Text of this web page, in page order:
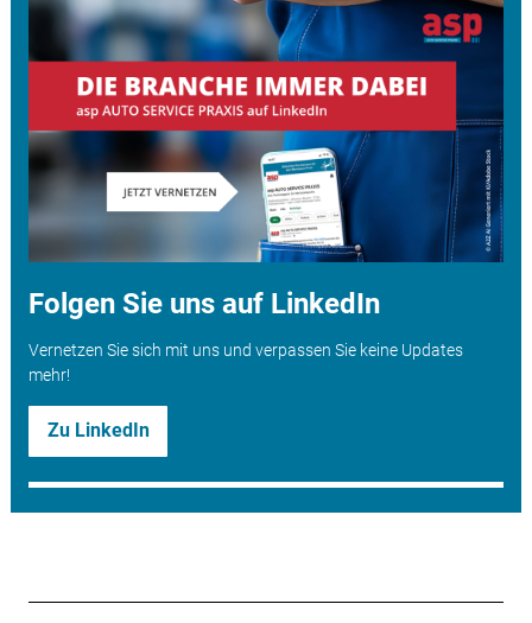
Folgen Sie uns auf LinkedIn
Vernetzen Sie sich mit uns und verpassen Sie keine Updates
mehr!
Zu LinkedIn